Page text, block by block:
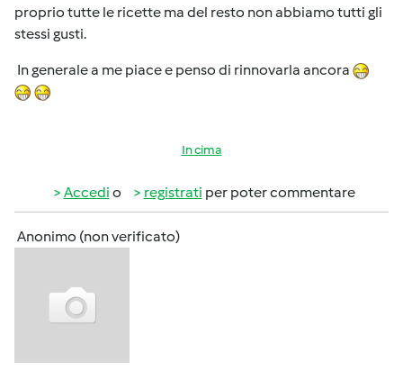
proprio tutte le ricette ma del resto non abbiamo tutti gli
stessi gusti.
In generale a me piace e penso di rinnovarla ancora
In cima
Accedi o registrati per poter commentare
Anonimo (non verificato)